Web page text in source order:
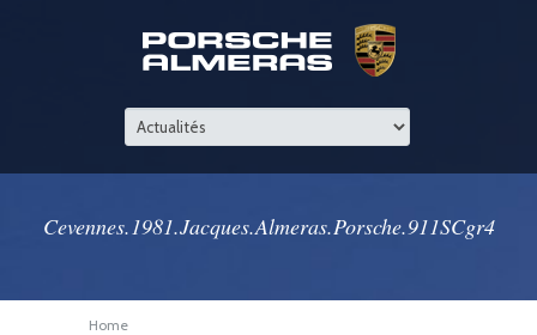
Cevennes.1981.Jacques.Almeras.Porsche.911SCgr4
Home